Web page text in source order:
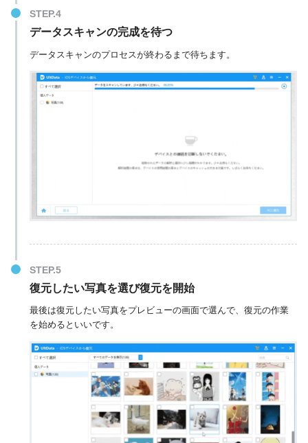
データスキャンの完成を待つ
データスキャンのプロセスが終わるまで待ちます。
復元したい写真を選び復元を開始
最後は復元したい写真をプレビューの画面で選んで、復元の作業
を始めるといいです。